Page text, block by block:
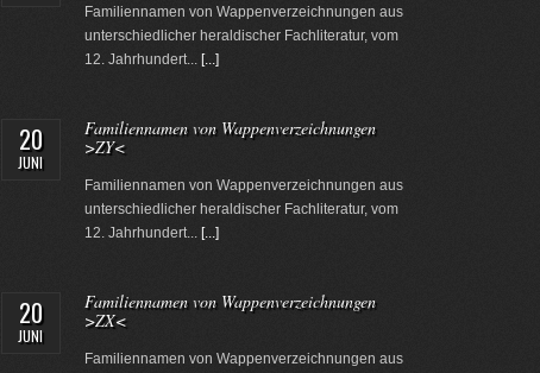
Familiennamen von Wappenverzeichnungen aus
unterschiedlicher heraldischer Fachliteratur, vom
12. Jahrhundert... [...]
20
JUNI
Familiennamen von Wappenverzeichnungen
>ZY<
Familiennamen von Wappenverzeichnungen aus
unterschiedlicher heraldischer Fachliteratur, vom
12. Jahrhundert... [...]
20
JUNI
Familiennamen von Wappenverzeichnungen
>ZX<
Familiennamen von Wappenverzeichnungen aus